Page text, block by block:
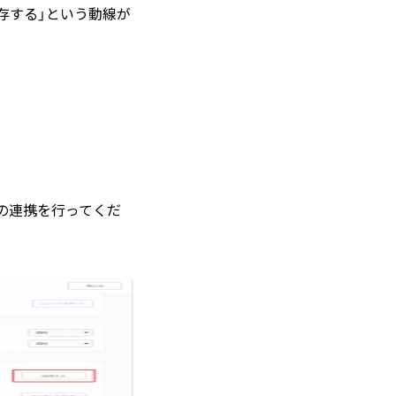
する」という動線が
連携を行ってくだ